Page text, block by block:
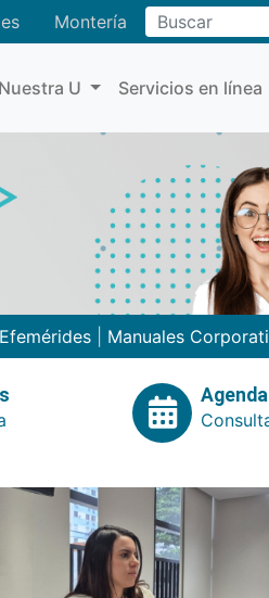
MonteríaBuscar
Nuestra U Servicios en línea
Efemérides Manuales
Agenda